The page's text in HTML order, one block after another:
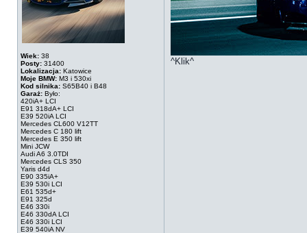
Wiek: 38
Posty: 31400
Lokalizacja: Katowice
Moje BMW: M3 i 530xi
Kod silnika: S65B40 i B48
Garaż: Było:
420iA+ LCI
E91 318dA+ LCI
E39 520iA LCI
Mercedes CL600 V12TT
Mercedes C 180 lift
Mercedes E 350 lift
Mini JCW
Audi A6 3.0TDI
Mercedes CLS 350
Yaris d4d
E90 335iA+
E39 530i LCI
E61 535d+
E91 325d
E46 330i
E46 330dA LCI
E46 330i LCI
E39 540iA NV
^Klik^